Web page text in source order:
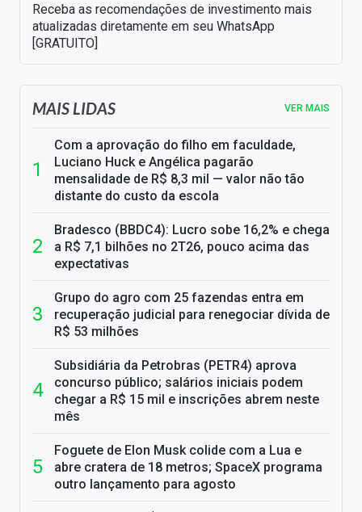
Receba as recomendações de investimento mais
atualizadas diretamente em seu WhatsApp
[GRATUITO]
MAIS LIDAS VER MAIS
Com a aprovação do filho em faculdade,
Luciano Huck e Angélica pagarão
mensalidade de R$ 8,3 mil — valor não tão
distante do custo da escola
Bradesco (BBDC4): Lucro sobe 16,2% e chega
a R$ 7,1 bilhões no 2T26, pouco acima das
expectativas
Grupo do agro com 25 fazendas entra em
recuperação judicial para renegociar dívida de
R$ 53 milhões
Subsidiária da Petrobras (PETR4) aprova
concurso público; salários iniciais podem
chegar a R$ 15 mil e inscrições abrem neste
mês
Foguete de Elon Musk colide com a Lua e
abre cratera de 18 metros; SpaceX programa
outro lançamento para agosto